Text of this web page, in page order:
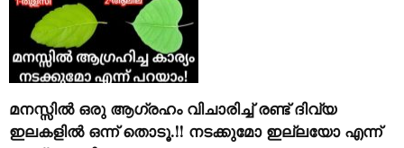
മനസ്സിൽ ഒരു ആഗ്രഹം വിചാരിച്ച് രണ്ട് ദിവ്യ
ഇലകളിൽ ഒന്ന് തൊടൂ.!! നടക്കുമോ ഇല്ലയോ എന്ന്